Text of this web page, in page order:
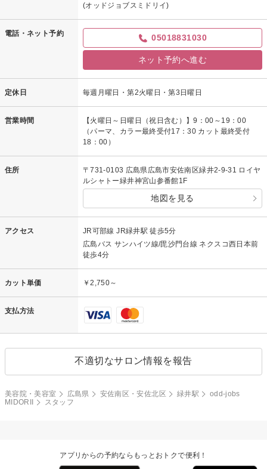
(オッドジョブスミドリイ)
電話・ネット予約 05018831030
ネット予約へ進む
定休日 毎週月曜日・第2火曜日・第3日曜日
営業時間
【火曜日～日曜日（祝日含む）】9：00～19：00
（パーマ、カラー最終受付17：30 カット最終受付
18：00）
住所
〒731-0103 広島県広島市安佐南区緑井2-9-31 ロイヤ
ルシャトー緑井神宮山参番館1F
地図を見る
アクセス
JR可部線 JR緑井駅 徒歩5分
広島バス サンハイツ線/毘沙門台線 ネクスコ西日本前
徒歩4分
カット単価 ￥2,750～
支払方法
不適切なサロン情報を報告
美容院・美容室 広島県 安佐南区・安佐北区 緑井駅
odd-jobs
MIDORII
スタッフ
アプリからの予約ならもっとおトクで便利！